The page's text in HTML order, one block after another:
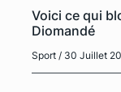
Voici ce qui
Diomandé
Sport / 30 Juillet